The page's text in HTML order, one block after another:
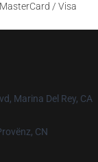
/ Visa
Marina Del Rey, CA
CN